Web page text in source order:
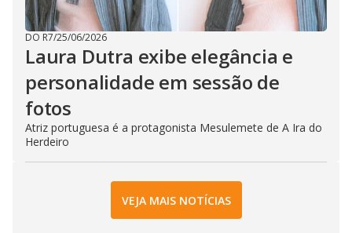
DO R7/25/06/2026
Laura Dutra exibe elegância e
personalidade em sessão de
fotos
Atriz portuguesa é a protagonista Mesulemete de A Ira do
Herdeiro
VEJA MAIS NOTÍCIAS